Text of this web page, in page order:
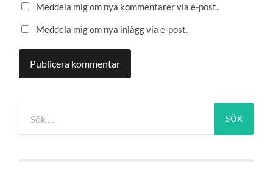
Meddela mig om nya kommentarer via e-post.
Meddela mig om nya inlägg via e-post.
efter: